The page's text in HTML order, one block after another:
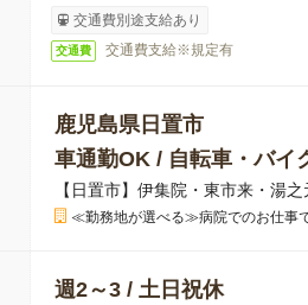
交通費別途支給あり
交通費 交通費支給※規定有
鹿児島県日置市
車通勤OK / 自転車・バイ
【日置市】伊集院・東市来・湯
≪勤務地が選べる≫病院でのお仕事で
週2～3 / 土日祝休